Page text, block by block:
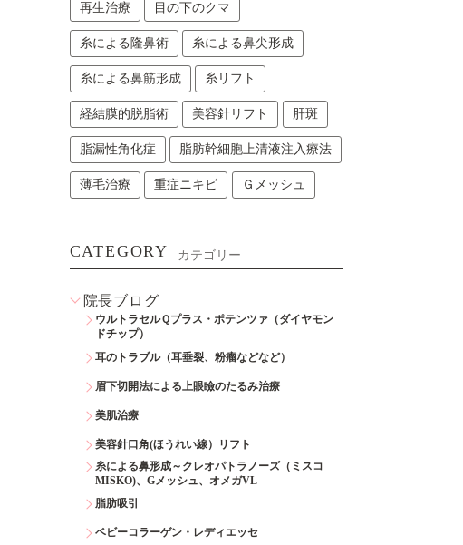
再生治療 目の下のクマ
糸による隆鼻術 糸による鼻尖形成
糸による鼻筋形成 糸リフト
経結膜的脱脂術 美容針リフト 肝斑
脂漏性角化症 脂肪幹細胞上清液注入療法
薄毛治療 重症ニキビ Ｇメッシュ
CATEGORY カテゴリー
院長ブログ
ウルトラセルＱプラス・ポテンツァ（ダイヤモン
ドチップ）
耳のトラブル（耳垂裂、粉瘤などなど）
眉下切開法による上眼瞼のたるみ治療
美肌治療
美容針口角(ほうれい線）リフト
糸による鼻形成～クレオパトラノーズ（ミスコ
MISKO)、Gメッシュ、オメガVL
脂肪吸引
ベビーコラーゲン・レディエッセ